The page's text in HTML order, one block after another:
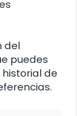
del
puedes
de